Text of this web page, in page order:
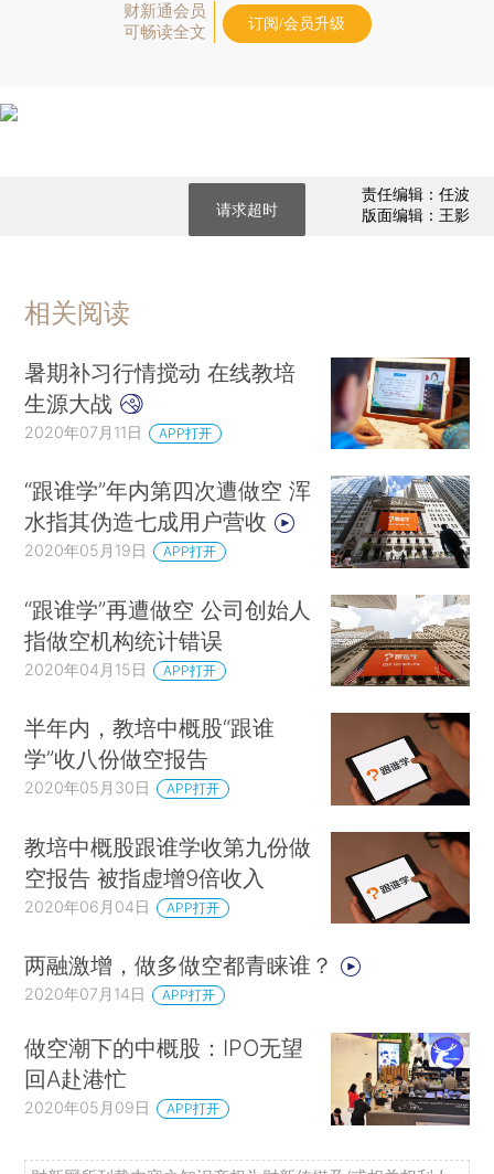
财新通会员
可畅读全文
订阅/会员升级
责任编辑：任波
版面编辑：王影
相关阅读
暑期补习行情搅动 在线教培
生源大战
2020年07月11日 APP打开
“跟谁学”年内第四次遭做空 浑
水指其伪造七成用户营收
2020年05月19日 APP打开
“跟谁学”再遭做空 公司创始人
指做空机构统计错误
2020年04月15日 APP打开
半年内，教培中概股“跟谁
学”收八份做空报告
2020年05月30日 APP打开
教培中概股跟谁学收第九份做
空报告 被指虚增9倍收入
2020年06月04日 APP打开
两融激增，做多做空都青睐谁？
2020年07月14日 APP打开
做空潮下的中概股：IPO无望
回A赴港忙
2020年05月09日 APP打开
请求超时